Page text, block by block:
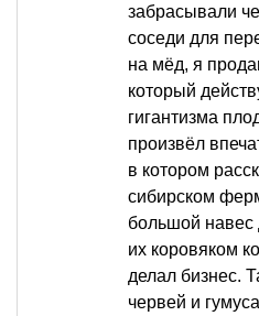
забрасывали
соседи для
на мёд, я
который
гигантизма
произвёл
в котором
сибирском
большой навес
их коровяком
делал бизнес.
червей и